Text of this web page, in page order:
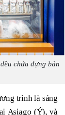
chứa đựng bản
trình là sáng
Asiago (Ý), và